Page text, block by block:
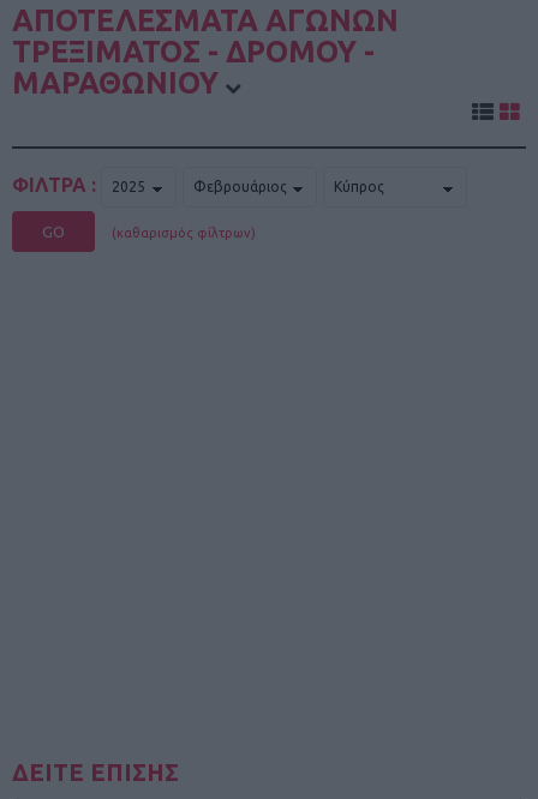
ΑΠΟΤΕΛΕΣΜΑΤΑ ΑΓΩΝΩΝ
ΤΡΕΞΙΜΑΤΟΣ - ΔΡΟΜΟΥ -
ΜΑΡΑΘΩΝΙΟΥ
ΦΙΛΤΡΑ :
GO (καθαρισμός φίλτρων)
ΔΕΙΤΕ ΕΠΙΣΗΣ